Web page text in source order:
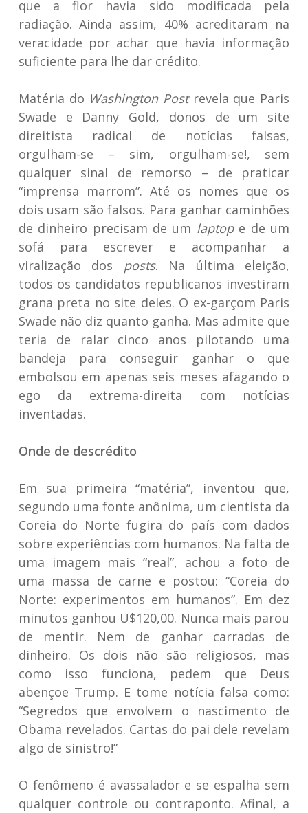
que a flor havia sido modificada pela
radiação. Ainda assim, 40% acreditaram na
veracidade por achar que havia informação
suficiente para lhe dar crédito.
Matéria do Washington Postrevela que Paris
Swade e Danny Gold, donos de um site
direitista radical de notícias falsas,
orgulham-se – sim, orgulham-se!, sem
qualquer sinal de remorso – de praticar
“imprensa marrom”. Até os nomes que os
dois usam são falsos. Para ganhar caminhões
de dinheiro precisam de um laptope de um
sofá para escrever e acompanhar a
viralização dos posts. Na última eleição,
todos os candidatos republicanos investiram
grana preta no site deles. O ex-garçom Paris
Swade não diz quanto ganha. Mas admite que
teria de ralar cinco anos pilotando uma
bandeja para conseguir ganhar o que
embolsou em apenas seis meses afagando o
ego da extrema-direita com notícias
inventadas.
Onde de descrédito
Em sua primeira “matéria”, inventou que,
segundo uma fonte anônima, um cientista da
Coreia do Norte fugira do país com dados
sobre experiências com humanos. Na falta de
uma imagem mais “real”, achou a foto de
uma massa de carne e postou: “Coreia do
Norte: experimentos em humanos”. Em dez
minutos ganhou U$120,00. Nunca mais parou
de mentir. Nem de ganhar carradas de
dinheiro. Os dois não são religiosos, mas
como isso funciona, pedem que Deus
abençoe Trump. E tome notícia falsa como:
“Segredos que envolvem o nascimento de
Obama revelados. Cartas do pai dele revelam
algo de sinistro!”
O fenômeno é avassalador e se espalha sem
qualquer controle ou contraponto. Afinal, a